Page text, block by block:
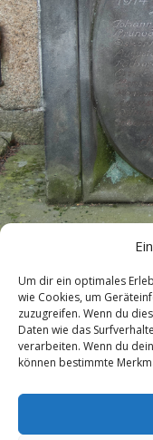
Um dir ein optimales
wie Cookies, um
zuzugreifen. Wenn du
Daten wie das
verarbeiten. Wenn du
können bestimmte
« vorherige